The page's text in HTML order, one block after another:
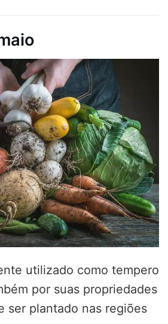
utilizado como tempero
por suas propriedades
ser plantado nas regiões